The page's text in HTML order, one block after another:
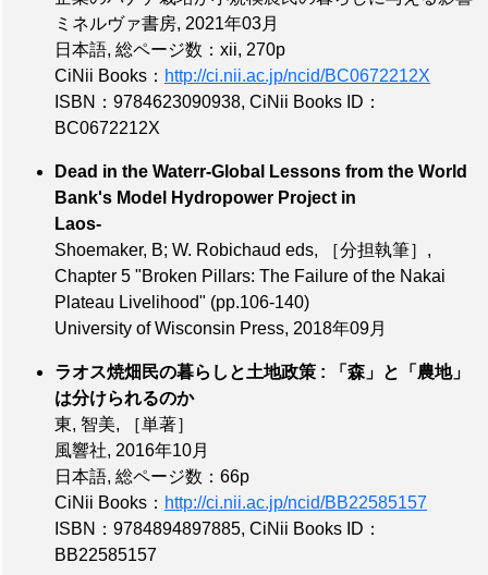
ミネルヴァ書房, 2021年03月
日本語, 総ページ数：xii, 270p
CiNii Books： http://ci.nii.ac.jp/ncid/BC0672212X
ISBN：9784623090938, CiNii Books ID：
BC0672212X
Dead in the Waterr-Global Lessons from the World
Bank's Model Hydropower Project in
Laos-
Shoemaker, B; W. Robichaud eds,
［分担執筆］ ,
Chapter 5 "Broken Pillars: The Failure of the Nakai
Plateau Livelihood" (pp.106-140)
University of Wisconsin Press, 2018年09月
ラオス焼畑民の暮らしと土地政策 : 「森」と「農地」
は分けられるのか
東, 智美,
［単著］
風響社, 2016年10月
日本語, 総ページ数：66p
CiNii Books： http://ci.nii.ac.jp/ncid/BB22585157
ISBN：9784894897885, CiNii Books ID：
BB22585157